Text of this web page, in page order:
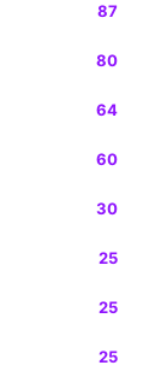
87
80
64
60
30
25
25
25